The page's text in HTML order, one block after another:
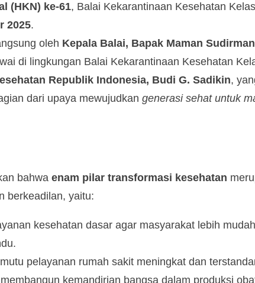
(HKN) ke-61, Balai Kekarantinaan Kesehatan
2025.
oleh Kepala Balai, Bapak Maman
di lingkungan Balai Kekarantinaan Kesehatan
Republik Indonesia, Budi G. Sadikin,
dari upaya mewujudkan generasi sehat untuk
bahwa enam pilar transformasi kesehatan
berkeadilan, yaitu:
kesehatan dasar agar masyarakat lebih
pelayanan rumah sakit meningkat dan
kemandirian bangsa dalam produksi